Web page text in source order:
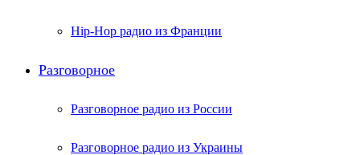
Hip-Hop радио из Франции
Разговорное
Разговорное радио из России
Разговорное радио из Украины